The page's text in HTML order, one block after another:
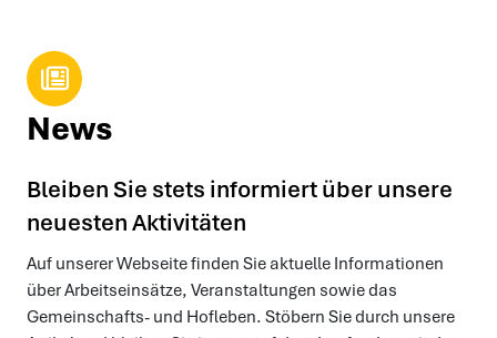
News
Bleiben Sie stets informiert über unsere